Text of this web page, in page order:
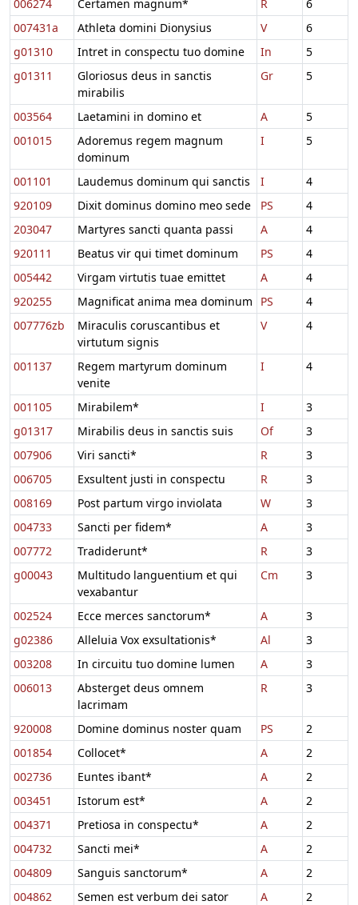
006274 Certamen magnum* R
6
007431a
Athleta domini Dionysius V
6
g01310
Intret in conspectu tuo domine In
5
g01311
Gloriosus deus in sanctis
mirabilis
Gr 5
003564 Laetamini in domino et A
5
001015
Adoremus regem magnum
dominum
I 5
001101 Laudemus dominum qui sanctis I
4
920109
Dixit dominus domino meo sede PS
4
203047
Martyres sancti quanta passi A
4
920111
Beatus vir qui timet dominum PS
4
005442
Virgam virtutis tuae emittet A
4
920255
Magnificat anima mea dominum PS
4
007776zb
Miraculis coruscantibus et
virtutum signis
V 4
001137
Regem martyrum dominum
venite
I 4
001105 Mirabilem* I
3
g01317
Mirabilis deus in sanctis suis Of
3
007906
Viri sancti* R
3
006705
Exsultent justi in conspectu R
3
008169
Post partum virgo inviolata W
3
004733
Sancti per fidem* A
3
007772
Tradiderunt* R
3
g00043
Multitudo languentium et qui
vexabantur
Cm 3
002524 Ecce merces sanctorum* A
3
g02386
Alleluia Vox exsultationis* Al
3
003208
In circuitu tuo domine lumen A
3
006013
Absterget deus omnem
lacrimam
R 3
920008 Domine dominus noster quam PS
2
001854
Collocet* A
2
002736
Euntes ibant* A
2
003451
Istorum est* A
2
004371
Pretiosa in conspectu* A
2
004732
Sancti mei* A
2
004809
Sanguis sanctorum* A
2
004862
Semen est verbum dei sator A
2